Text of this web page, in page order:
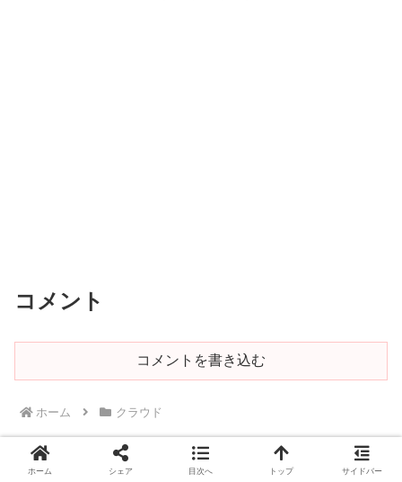
コメント
コメントを書き込む
ホーム クラウド
ホーム シェア 目次へ トップ サイドバー